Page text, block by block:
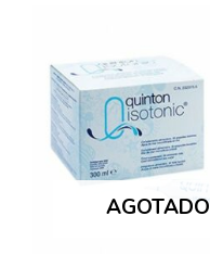
AGOTADO